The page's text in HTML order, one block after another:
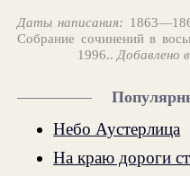
Даты написания:
Собрание сочинений в
1996.. Добавлено
Небо Аустерлица
На краю дороги